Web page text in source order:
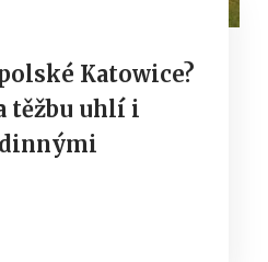
Katowice?
těžbu uhlí i